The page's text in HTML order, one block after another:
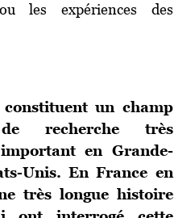
les expériences des
un champ
de recherche très
en Grande-
Unis. En France en
très longue histoire